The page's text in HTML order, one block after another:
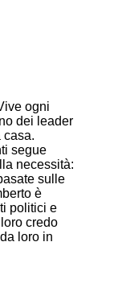
ogni
dei leader
casa.
segue
necessità:
sulle
è
politici e
credo
loro in